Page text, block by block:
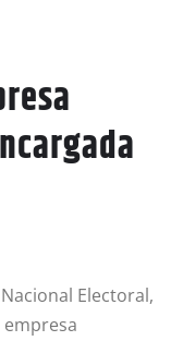
Electoral,
empresa